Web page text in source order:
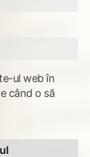
ul web în
când o să